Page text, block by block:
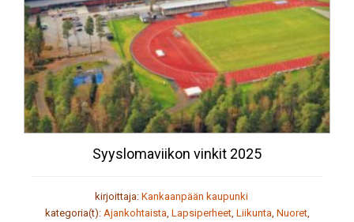
Syyslomaviikon vinkit 2025
kirjoittaja: Kankaanpään kaupunki
kategoria(t): Ajankohtaista, Lapsiperheet, Liikunta, Nuoret,